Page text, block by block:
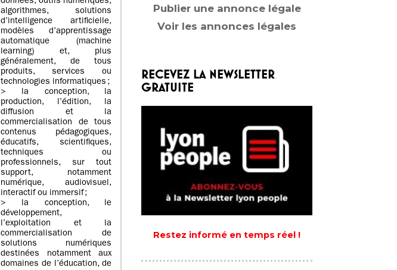
algorithmes, solutions
d’intelligence artificielle,
modèles d’apprentissage
automatique (machine
learning) et, plus
généralement, de tous
produits, services ou
technologies informatiques ;
> la conception, la
production, l’édition, la
diffusion et la
commercialisation de tous
contenus pédagogiques,
éducatifs, scientifiques,
techniques ou
professionnels, sur tout
support, notamment
numérique, audiovisuel,
interactif ou immersif ;
> la conception, le
développement,
l’exploitation et la
commercialisation de
solutions numériques
destinées notamment aux
domaines de l’éducation, de
Publier une annonce légale
Voir les annonces légales
RECEVEZ LA NEWSLETTER
GRATUITE
Restez informé en temps réel !